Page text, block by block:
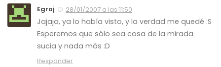
Egroj 28/01/2007 a las 11:50
Jajaja, ya lo había visto, y la verdad me quedé :S
Esperemos que sólo sea cosa de la mirada
sucia y nada más :D
Responder